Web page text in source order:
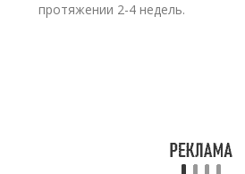
протяжении 2-4 недель.